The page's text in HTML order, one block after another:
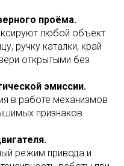
проёма.
любой объект
ручку каталки, край
открытыми без
эмиссии.
в работе механизмов
признаков
режим привода и